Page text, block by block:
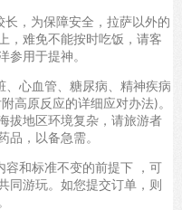
，为保障安全，拉萨以外的
，难免不能按时吃饭，请客
参用于提神。
心血管、糖尿病、精神疾病
高原反应的详细应对办法)。
拔地区环境复杂，请旅游者
品，以备急需。
容和标准不变的前提下 ，可
同游玩。如您提交订单，则